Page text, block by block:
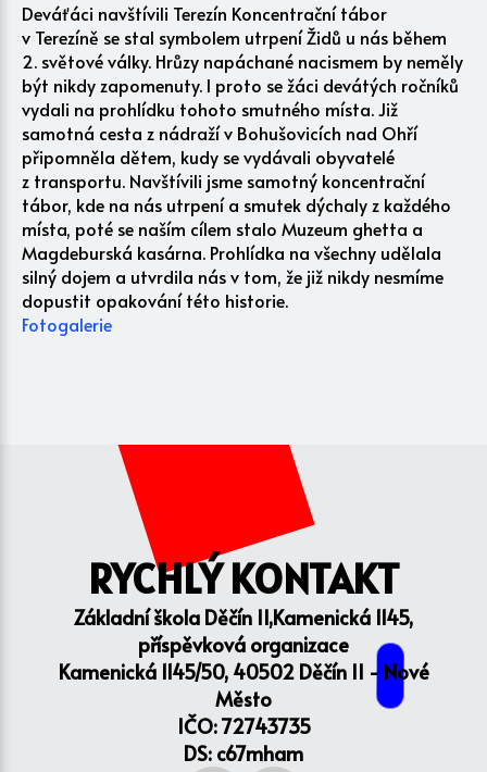
Deváťáci navštívili Terezín Koncentrační tábor
v Terezíně se stal symbolem utrpení Židů u nás během
2. světové války. Hrůzy napáchané nacismem by neměly
být nikdy zapomenuty. I proto se žáci devátých ročníků
vydali na prohlídku tohoto smutného místa. Již
samotná cesta z nádraží v Bohušovicích nad Ohří
připomněla dětem, kudy se vydávali obyvatelé
z transportu. Navštívili jsme samotný koncentrační
tábor, kde na nás utrpení a smutek dýchaly z každého
místa, poté se naším cílem stalo Muzeum ghetta a
Magdeburská kasárna. Prohlídka na všechny udělala
silný dojem a utvrdila nás v tom, že již nikdy nesmíme
dopustit opakování této historie.
Fotogalerie
RYCHLÝ KONTAKT
Základní škola Děčín II,Kamenická 1145,
příspěvková organizace
Kamenická 1145/50, 40502 Děčín II - Nové
Město
IČO: 72743735
DS: c67mham